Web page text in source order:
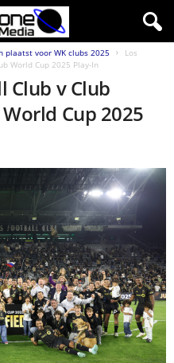
plaatst voor WK clubs 2025
Los
World Cup 2025 Play-In
Club v Club
Cup 2025